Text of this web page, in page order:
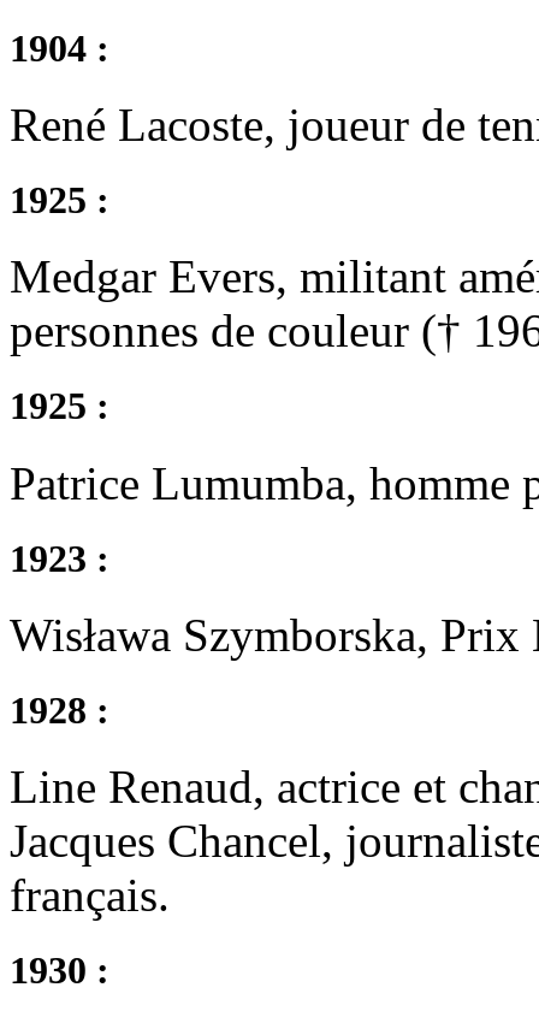
1904 :
René Lacoste, joueur de
1925 :
Medgar Evers, militant
personnes de couleur (†
1925 :
Patrice Lumumba, homme
1923 :
Wisława Szymborska,
1928 :
Line Renaud, actrice et
Jacques Chancel,
français.
1930 :